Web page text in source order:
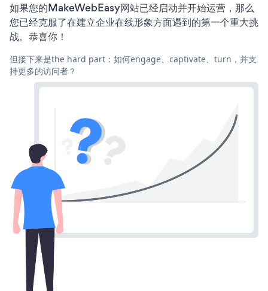
如果您的MakeWebEasy网站已经启动并开始运营，那么
您已经克服了在建立企业在线形象方面遇到的第一个重大挑
战。恭喜你！
但接下来是the hard part：如何engage、captivate、turn，并支
持更多的访问者？